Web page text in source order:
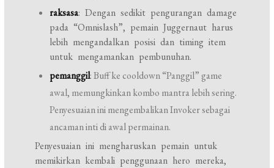
raksasa: Dengan sedikit pengurangan damage
pada “Omnislash”, pemain Juggernaut harus
lebih mengandalkan posisi dan timing item
untuk mengamankan pembunuhan.
pemanggil: Buff ke cooldown “Panggil” game
awal, memungkinkan kombo mantra lebih sering.
Penyesuaian ini mengembalikan Invoker sebagai
ancaman inti di awal permainan.
Penyesuaian ini mengharuskan pemain untuk
memikirkan kembali penggunaan hero mereka,